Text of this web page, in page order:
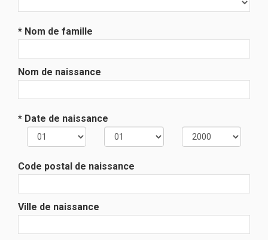
* Nom de famille
Nom de naissance
* Date de naissance
Code postal de naissance
Ville de naissance